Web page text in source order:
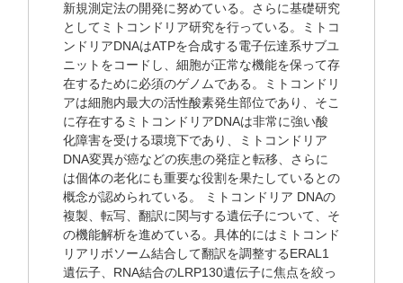
新規測定法の開発に努めている。さらに基礎研究
としてミトコンドリア研究を行っている。ミトコ
ンドリアDNAはATPを合成する電子伝達系サブユ
ニットをコードし、細胞が正常な機能を保って存
在するために必須のゲノムである。ミトコンドリ
アは細胞内最大の活性酸素発生部位であり、そこ
に存在するミトコンドリアDNAは非常に強い酸
化障害を受ける環境下であり、ミトコンドリア
DNA変異が癌などの疾患の発症と転移、さらに
は個体の老化にも重要な役割を果たしているとの
概念が認められている。 ミトコンドリア DNAの
複製、転写、翻訳に関与する遺伝子について、そ
の機能解析を進めている。具体的にはミトコンド
リアリボソーム結合して翻訳を調整するERAL1
遺伝子、RNA結合のLRP130遺伝子に焦点を絞っ